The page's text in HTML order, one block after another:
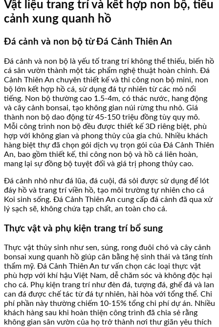
Vật liệu trang trí và kết hợp non bộ, tiểu
cảnh xung quanh hồ
Đá cảnh và non bộ từ Đá Cảnh Thiên An
Đá cảnh và non bộ là yếu tố trang trí không thể thiếu, biến hồ
cá sân vườn thành một tác phẩm nghệ thuật hoàn chỉnh. Đá
Cảnh Thiên An chuyên thiết kế và thi công non bộ mini, non
bộ lớn kết hợp hồ cá, sử dụng đá tự nhiên từ các mỏ nổi
tiếng. Non bộ thường cao 1.5-4m, có thác nước, hang động
và cây cảnh bonsai, tạo không gian núi rừng thu nhỏ. Giá
thành non bộ dao động từ 45-150 triệu đồng tùy quy mô.
Mỗi công trình non bộ đều được thiết kế 3D riêng biệt, phù
hợp với không gian và phong thủy của gia chủ. Nhiều khách
hàng biệt thự đã chọn gói dịch vụ trọn gói của Đá Cảnh Thiên
An, bao gồm thiết kế, thi công non bộ và hồ cá liên hoàn,
mang lại sự đồng bộ tuyệt đối và giá trị phong thủy cao.
Đá cảnh nhỏ như đá lũa, đá cuội, đá sỏi được sử dụng để lót
đáy hồ và trang trí viền hồ, tạo môi trường tự nhiên cho cá
Koi sinh sống. Đá Cảnh Thiên An cung cấp đá cảnh đã qua xử
lý sạch sẽ, không chứa tạp chất, an toàn cho cá.
Thực vật và phụ kiện trang trí bổ sung
Thực vật thủy sinh như sen, súng, rong đuôi chó và cây cảnh
bonsai xung quanh hồ giúp cân bằng hệ sinh thái và tăng tính
thẩm mỹ. Đá Cảnh Thiên An tư vấn chọn các loại thực vật
phù hợp với khí hậu Việt Nam, dễ chăm sóc và không độc hại
cho cá. Phụ kiện trang trí như đèn đá, tượng đá, ghế đá và lan
can đá được chế tác từ đá tự nhiên, hài hòa với tổng thể. Chi
phí phần này thường chiếm 10-15% tổng chi phí dự án. Nhiều
khách hàng sau khi hoàn thiện công trình đã chia sẻ rằng
không gian sân vườn của họ trở thành nơi thư giãn yêu thích